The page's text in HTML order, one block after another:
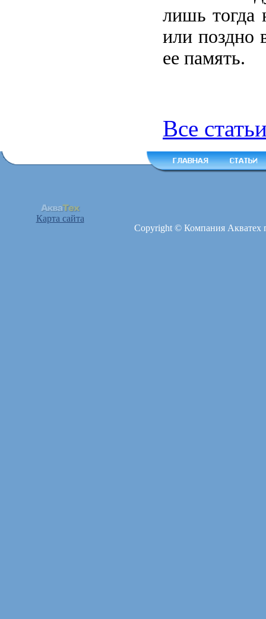
лишь тогда
или поздно
ее память.
Все
Карта сайта
Copyright © Компания Акватех